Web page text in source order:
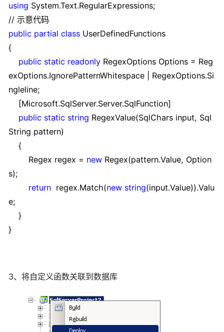
using System.Text.RegularExpressions;
// 示意代码
public partial class UserDefinedFunctions
{
public static readonly RegexOptions Options = Reg
exOptions.IgnorePatternWhitespace
RegexOptions.Si
ngleline;
[Microsoft.SqlServer.Server.SqlFunction]
public static string RegexValue(SqlChars input, Sql
String pattern)
{
Regex regex = new Regex(pattern.Value, Option
s);
return regex.Match(new string(input.Value)).Valu
e;
}
}
3、将自定义函数关联到数据库